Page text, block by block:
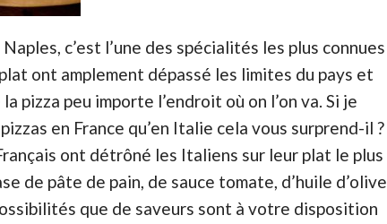
c’est l’une des spécialités les plus connues
ont amplement dépassé les limites du pays et
peu importe l’endroit où on l’on va. Si je
en France qu’en Italie cela vous surprend-il ?
ont détrôné les Italiens sur leur plat le plus
de pâte de pain, de sauce tomate, d’huile d’olive
que de saveurs sont à votre disposition